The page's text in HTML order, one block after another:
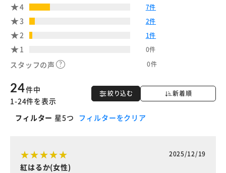
4 7件
3 2件
2 1件
1 0件
スタッフの声 0件
絞り込む 新着順
24件中
1-24件を表示
フィルター 星5つ フィルターをクリア
2025/12/19
紅はるか(女性)